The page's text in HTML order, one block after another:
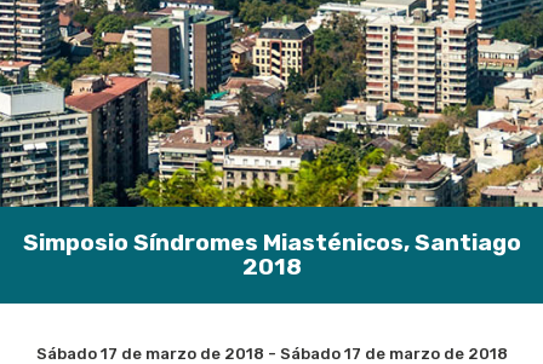
​Simposio Síndromes Miasténicos, Santiago
2018
Sábado 17 de marzo de 2018 - Sábado 17 de marzo de 2018